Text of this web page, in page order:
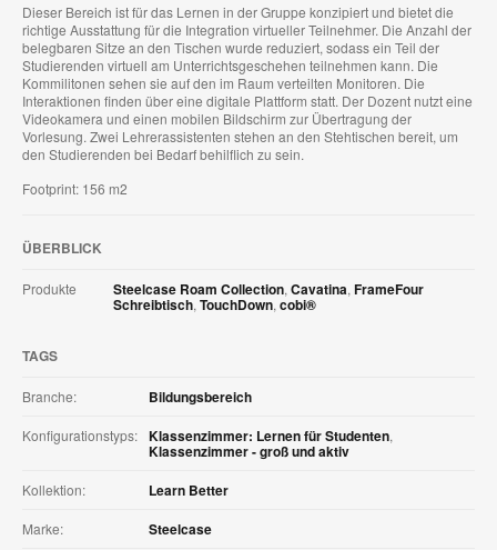
Dieser Bereich ist für das Lernen in der Gruppe konzipiert und bietet die
richtige Ausstattung für die Integration virtueller Teilnehmer. Die Anzahl der
belegbaren Sitze an den Tischen wurde reduziert, sodass ein Teil der
Studierenden virtuell am Unterrichtsgeschehen teilnehmen kann. Die
Kommilitonen sehen sie auf den im Raum verteilten Monitoren. Die
Interaktionen finden über eine digitale Plattform statt. Der Dozent nutzt eine
Videokamera und einen mobilen Bildschirm zur Übertragung der
Vorlesung. Zwei Lehrerassistenten stehen an den Stehtischen bereit, um
den Studierenden bei Bedarf behilflich zu sein.
Footprint: 156 m2
ÜBERBLICK
Produkte Steelcase Roam Collection, Cavatina, FrameFour
Schreibtisch, TouchDown, cobi®
TAGS
Branche: Bildungsbereich
Konfigurationstyps: Klassenzimmer: Lernen für Studenten,
Klassenzimmer - groß und aktiv
Kollektion: Learn Better
Marke: Steelcase